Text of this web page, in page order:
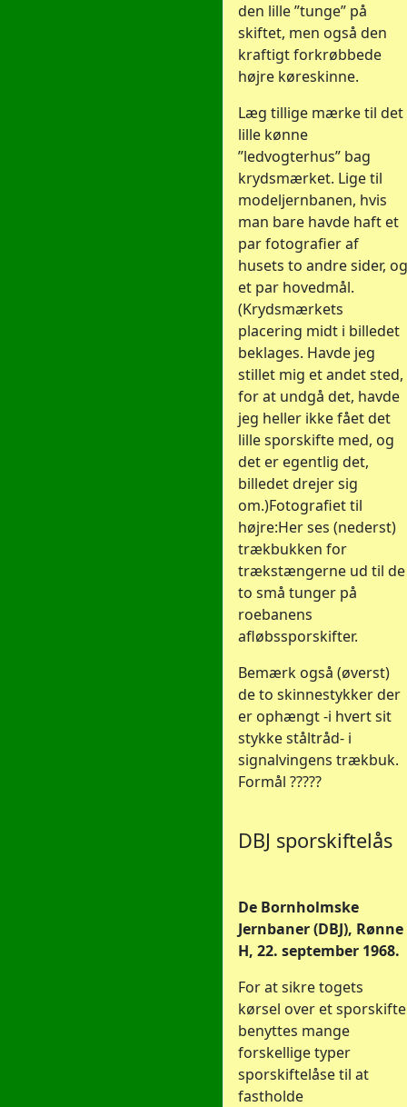
den lille ”tunge” på
skiftet, men også den
kraftigt forkrøbbede
højre køreskinne.
Læg tillige mærke til det
lille kønne
”ledvogterhus” bag
krydsmærket. Lige til
modeljernbanen, hvis
man bare havde haft et
par fotografier af
husets to andre sider, og
et par hovedmål.
(Krydsmærkets
placering midt i billedet
beklages. Havde jeg
stillet mig et andet sted,
for at undgå det, havde
jeg heller ikke fået det
lille sporskifte med, og
det er egentlig det,
billedet drejer sig
om.)Fotografiet til
højre:Her ses (nederst)
trækbukken for
trækstængerne ud til de
to små tunger på
roebanens
afløbssporskifter.
Bemærk også (øverst)
de to skinnestykker der
er ophængt -i hvert sit
stykke ståltråd- i
signalvingens trækbuk.
Formål ?????
DBJ sporskiftelås
De Bornholmske
Jernbaner (DBJ), Rønne
H, 22. september 1968.
For at sikre togets
kørsel over et sporskifte
benyttes mange
forskellige typer
sporskiftelåse til at
fastholde